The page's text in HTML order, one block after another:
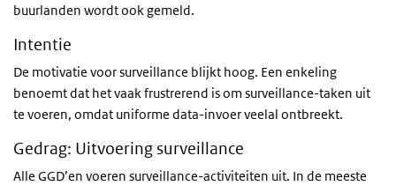
buurlanden wordt ook gemeld.
Intentie
De motivatie voor surveillance blijkt hoog. Een enkeling
benoemt dat het vaak frustrerend is om surveillance-taken uit
te voeren, omdat uniforme data-invoer veelal ontbreekt.
Gedrag: Uitvoering surveillance
Alle GGD’en voeren surveillance-activiteiten uit. In de meeste